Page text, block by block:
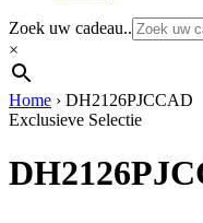
Zoek uw cadeau..
×
Home › DH2126PJCCAD
Exclusieve Selectie